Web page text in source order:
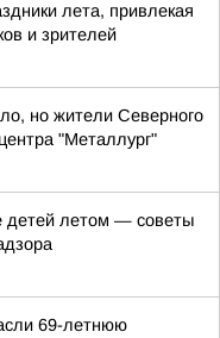
лета, привлекая
и зрителей
но жители Северного
"Металлург"
детей летом — советы
69-летнюю